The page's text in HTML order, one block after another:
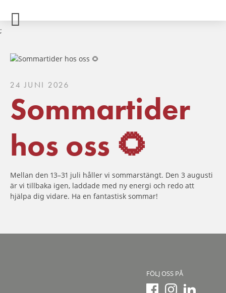
;
24 JUNI 2026
Sommartider
hos oss 🌻
Mellan den 13–31 juli håller vi sommarstängt. Den 3 augusti
är vi tillbaka igen, laddade med ny energi och redo att
hjälpa dig vidare. Ha en fantastisk sommar!
FÖLJ OSS PÅ